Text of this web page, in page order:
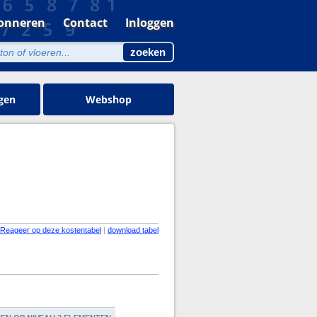
Contact Inloggen
Webshop
Reageer op deze kostentabel | download tabel